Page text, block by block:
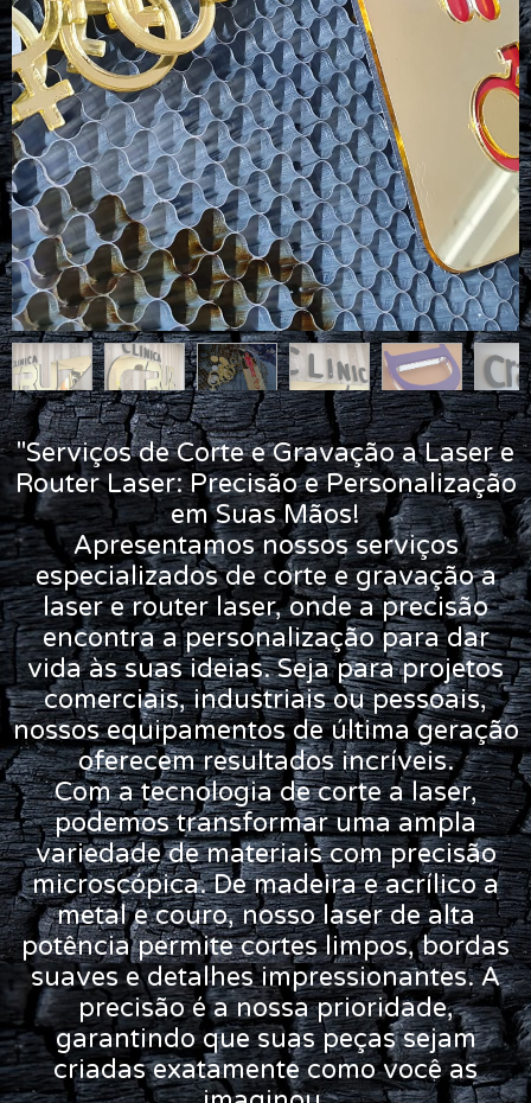
"Serviços de Corte e Gravação a Laser e
Router Laser: Precisão e Personalização
em Suas Mãos!
Apresentamos nossos serviços
especializados de corte e gravação a
laser e router laser, onde a precisão
encontra a personalização para dar
vida às suas ideias. Seja para projetos
comerciais, industriais ou pessoais,
nossos equipamentos de última geração
oferecem resultados incríveis.
Com a tecnologia de corte a laser,
podemos transformar uma ampla
variedade de materiais com precisão
microscópica. De madeira e acrílico a
metal e couro, nosso laser de alta
potência permite cortes limpos, bordas
suaves e detalhes impressionantes. A
precisão é a nossa prioridade,
garantindo que suas peças sejam
criadas exatamente como você as